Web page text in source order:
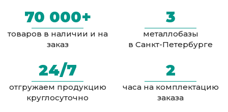
70 000+
товаров в наличии и на
заказ
3
металлобазы
в Санкт-Петербурге
24/7
отгружаем продукцию
круглосуточно
2
часа на комплектацию
заказа